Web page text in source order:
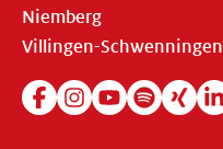
Niemberg
Villingen-Schwenningen